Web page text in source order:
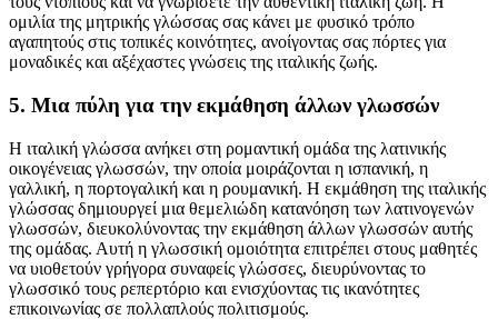
ομιλία της μητρικής γλώσσας σας κάνει με φυσικό τρόπο
αγαπητούς στις τοπικές κοινότητες, ανοίγοντας σας πόρτες για
μοναδικές και αξέχαστες γνώσεις της ιταλικής ζωής.
5. Μια πύλη για την εκμάθηση άλλων γλωσσών
Η ιταλική γλώσσα ανήκει στη ρομαντική ομάδα της λατινικής
οικογένειας γλωσσών, την οποία μοιράζονται η ισπανική, η
γαλλική, η πορτογαλική και η ρουμανική. Η εκμάθηση της ιταλικής
γλώσσας δημιουργεί μια θεμελιώδη κατανόηση των λατινογενών
γλωσσών, διευκολύνοντας την εκμάθηση άλλων γλωσσών αυτής
της ομάδας. Αυτή η γλωσσική ομοιότητα επιτρέπει στους μαθητές
να υιοθετούν γρήγορα συναφείς γλώσσες, διευρύνοντας το
γλωσσικό τους ρεπερτόριο και ενισχύοντας τις ικανότητες
επικοινωνίας σε πολλαπλούς πολιτισμούς.